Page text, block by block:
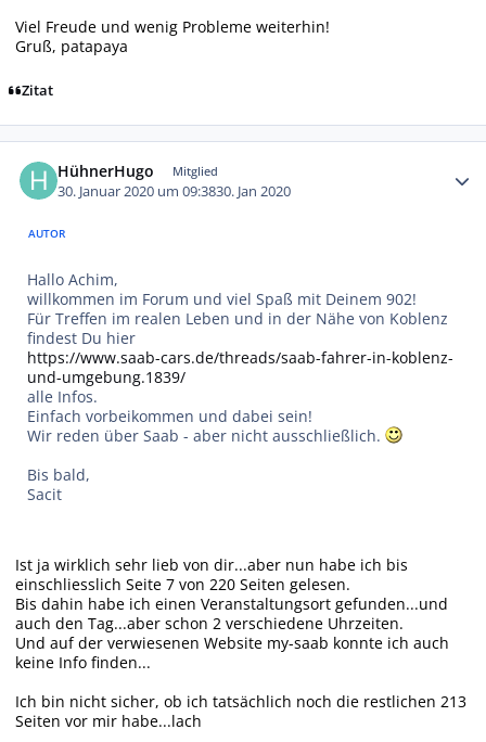
Viel Freude und wenig Probleme weiterhin!
Gruß, patapaya
Zitat
HühnerHugo Mitglied
30. Januar 2020 um 09:3830. Jan 2020
AUTOR
Hallo Achim,
willkommen im Forum und viel Spaß mit Deinem 902!
Für Treffen im realen Leben und in der Nähe von Koblenz
findest Du hier
https://www.saab-cars.de/threads/saab-fahrer-in-koblenz-
und-umgebung.1839/
alle Infos.
Einfach vorbeikommen und dabei sein!
Wir reden über Saab - aber nicht ausschließlich.
Bis bald,
Sacit
Ist ja wirklich sehr lieb von dir...aber nun habe ich bis
einschliesslich Seite 7 von 220 Seiten gelesen.
Bis dahin habe ich einen Veranstaltungsort gefunden...und
auch den Tag...aber schon 2 verschiedene Uhrzeiten.
Und auf der verwiesenen Website my-saab konnte ich auch
keine Info finden...
Ich bin nicht sicher, ob ich tatsächlich noch die restlichen 213
Seiten vor mir habe...lach